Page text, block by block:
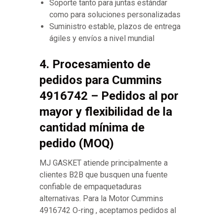
Soporte tanto para juntas estándar
como para soluciones personalizadas
Suministro estable, plazos de entrega
ágiles y envíos a nivel mundial
4. Procesamiento de
pedidos para Cummins
4916742 – Pedidos al por
mayor y flexibilidad de la
cantidad mínima de
pedido (MOQ)
MJ GASKET atiende principalmente a
clientes B2B que busquen una fuente
confiable de empaquetaduras
alternativas. Para la Motor Cummins
4916742 O-ring , aceptamos pedidos al